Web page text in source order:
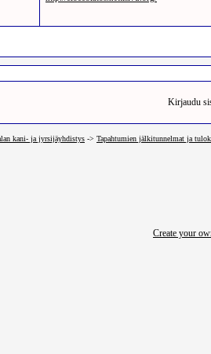
Kirjaudu
kani- ja jyrsijäyhdistys -> Tapahtumien jälkitunnelmat ja
Create your